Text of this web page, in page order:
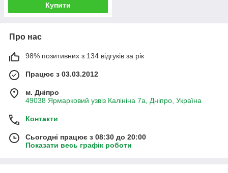
Купити
Про нас
98% позитивних з 134 відгуків за рік
Працює з 03.03.2012
м. Дніпро
49038 Ярмарковий узвіз Калініна 7а, Дніпро, Україна
Контакти
Сьогодні працює з 08:30 до 20:00
Показати весь графік роботи